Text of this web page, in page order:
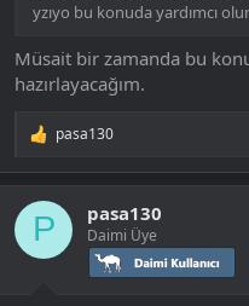
yzıyo bu konuda yardımcı
Müsait bir zamanda bu
hazırlayacağım.
T
p
k
e
pasa130
P pasa130
Daimi Üye